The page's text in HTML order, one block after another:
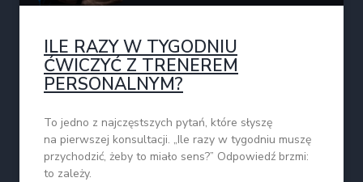
ILE RAZY W TYGODNIU
ĆWICZYĆ Z TRENEREM
PERSONALNYM?
To jedno z najczęstszych pytań, które słyszę
na pierwszej konsultacji. „Ile razy w tygodniu muszę
przychodzić, żeby to miało sens?” Odpowiedź brzmi:
to zależy.